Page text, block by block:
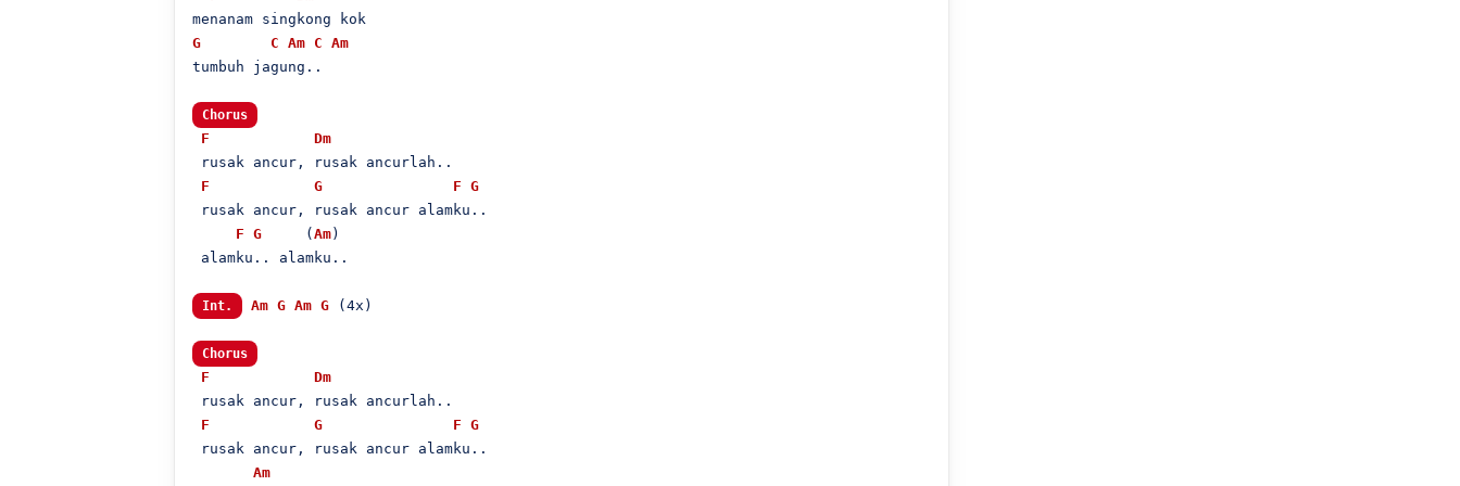
G
C Am C Am
tumbuh jagung..
Chorus
F
Dm
rusak ancur, rusak ancurlah..
F
G F G
rusak ancur, rusak ancur alamku..
F G
     (
Am)
alamku.. alamku..
Int. Am G Am G (4x)
Chorus
F
Dm
rusak ancur, rusak ancurlah..
F
G F G
rusak ancur, rusak ancur alamku..
Am